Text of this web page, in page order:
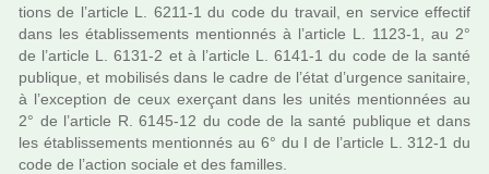
tions de l’arti­cle L. 6211-1 du code du tra­vail, en ser­vice effec­tif
dans les établissements men­tion­nés à l’arti­cle L. 1123-1, au 2°
de l’arti­cle L. 6131-2 et à l’arti­cle L. 6141-1 du code de la santé
publi­que, et mobi­li­sés dans le cadre de l’état d’urgence sani­taire,
à l’excep­tion de ceux exer­çant dans les unités men­tion­nées au
2° de l’arti­cle R. 6145-12 du code de la santé publi­que et dans
les établissements men­tion­nés au 6° du I de l’arti­cle L. 312-1 du
code de l’action sociale et des famil­les.